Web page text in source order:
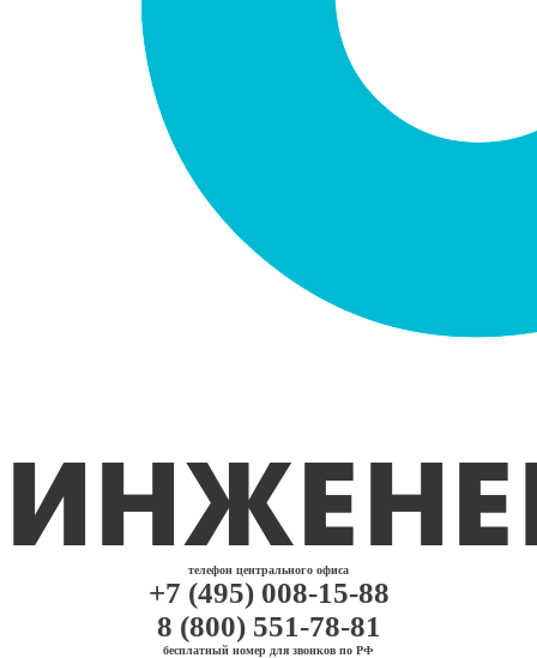
телефон центрального офиса
+7 (495) 008-15-88
8 (800) 551-78-81
бесплатный номер для звонков по РФ